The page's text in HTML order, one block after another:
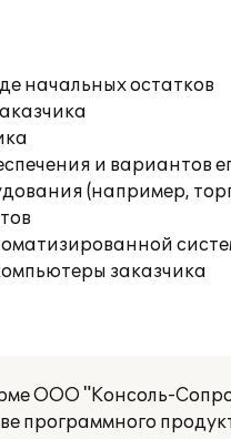
начальных остатков
и вариантов
(например,
заказчика
ООО "Консоль-
программного